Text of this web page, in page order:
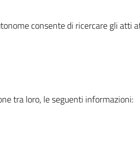
consente di ricercare gli atti
tra loro, le seguenti informazioni: